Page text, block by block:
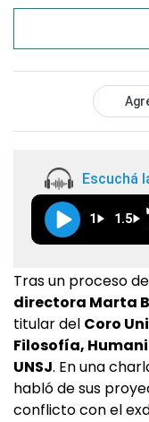
Escuchá
1 1.5
Tras un proceso
directora Marta
titular del Coro
Filosofía,
UNSJ. En una
habló de sus
conflicto con el